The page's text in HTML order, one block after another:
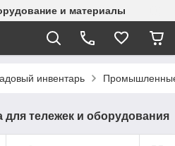
и материалы
инвентарь
тележек и оборудования